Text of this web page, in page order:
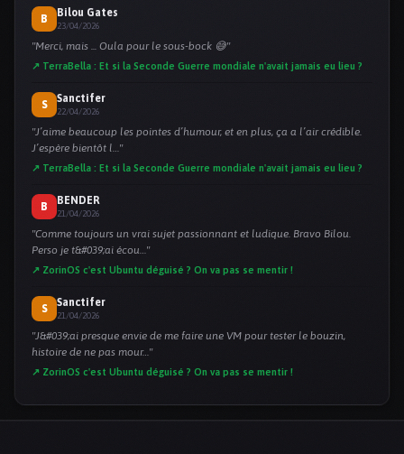
B
Bilou Gates
23/04/2026
"Merci, mais ... Oula pour le sous-bock 😅"
↗ TerraBella : Et si la Seconde Guerre mondiale n'avait jamais eu lieu ?
S
Sanctifer
22/04/2026
"J’aime beaucoup les pointes d’humour, et en plus, ça a l’air crédible.
J’espère bientôt l…"
↗ TerraBella : Et si la Seconde Guerre mondiale n'avait jamais eu lieu ?
B
BENDER
21/04/2026
"Comme toujours un vrai sujet passionnant et ludique. Bravo Bilou.
Perso je t&#039;ai écou…"
↗ ZorinOS c'est Ubuntu déguisé ? On va pas se mentir !
S
Sanctifer
21/04/2026
"J&#039;ai presque envie de me faire une VM pour tester le bouzin,
histoire de ne pas mour…"
↗ ZorinOS c'est Ubuntu déguisé ? On va pas se mentir !